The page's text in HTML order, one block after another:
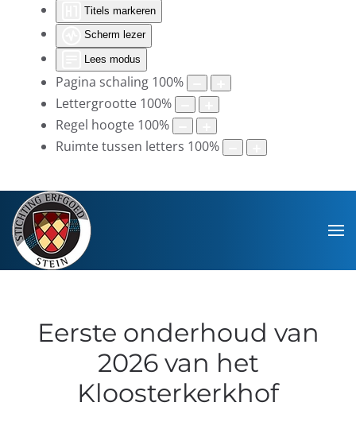
Titels markeren
Scherm lezer
Lees modus
Pagina schaling 100%
Lettergrootte 100%
Regel hoogte 100%
Ruimte tussen letters 100%
Eerste onderhoud van
2026 van het
Kloosterkerkhof